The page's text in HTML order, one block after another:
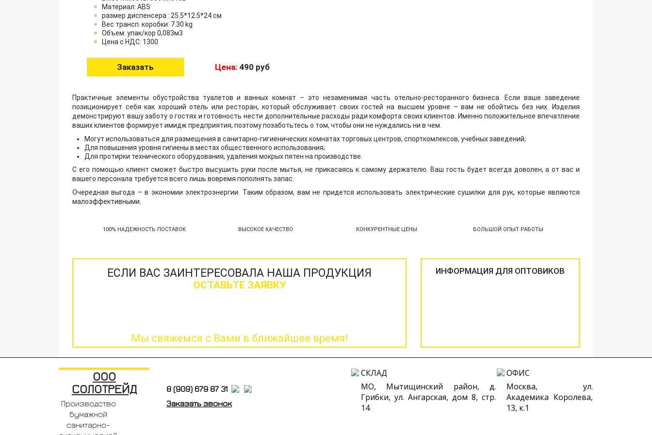
Материал: ABS
размер диспенсера : 25.5*12.5*24 см
Вес трансп. коробки: 7.30 kg
Объем: упак/кор 0,083м3
Цена с НДС: 1300
Заказать Цена: 490 руб
Практичные элементы обустройства туалетов и ванных комнат – это незаменимая часть отельно-ресторанного бизнеса. Если ваше заведение
позиционирует себя как хороший отель или ресторан, который обслуживает своих гостей на высшем уровне – вам не обойтись без них. Изделия
демонстрируют вашу заботу о гостях и готовность нести дополнительные расходы ради комфорта своих клиентов. Именно положительное впечатление
ваших клиентов формирует имидж предприятия, поэтому позаботьтесь о том, чтобы они не нуждались ни в чем.
Могут использоваться для размещения в санитарно-гигиенических комнатах торговых центров, спорткомлексов, учебных заведений;
Для повышения уровня гигиены в местах общественного использования;
Для протирки технического оборудования, удаления мокрых пятен на производстве.
С его помощью клиент сможет быстро высушить руки после мытья, не прикасаясь к самому держателю. Ваш гость будет всегда доволен, а от вас и
вашего персонала требуется всего лишь вовремя пополнять запас.
Очередная выгода – в экономии электроэнергии. Таким образом, вам не придется использовать электрические сушилки для рук, которые являются
малоэффективными.
100% НАДЕЖНОСТЬ ПОСТАВОК ВЫСОКОЕ КАЧЕСТВО КОНКУРЕНТНЫЕ ЦЕНЫ БОЛЬШОЙ ОПЫТ РАБОТЫ
ЕСЛИ ВАС ЗАИНТЕРЕСОВАЛА НАША ПРОДУКЦИЯ
ОСТАВЬТЕ ЗАЯВКУ
Мы свяжемся с Вами в ближайшее время!
ИНФОРМАЦИЯ ДЛЯ ОПТОВИКОВ
ООО
СОЛОТРЕЙД
Производство
бумажной
санитарно-
8 (909) 679 87 31
Заказать звонок
СКЛАД
МО, Мытищинский район, д.
Грибки, ул. Ангарская, дом 8, стр.
14
ОФИС
Москва, ул.
Академика Королева,
13, к.1